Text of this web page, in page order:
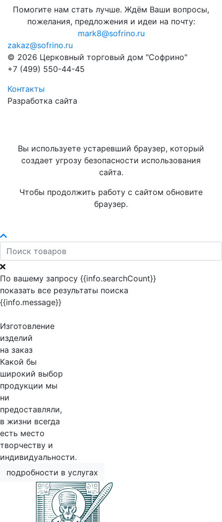
Помогите нам стать лучше. Ждём Ваши вопросы,
пожелания, предложения и идеи на почту:
mark8@sofrino.ru
zakaz@sofrino.ru
© 2026 Церковный торговый дом "Софрино"
+7 (499) 550-44-45
Контакты
Разработка сайта
Вы используете устаревший браузер, который
создает угрозу безопасности использования
сайта.
Чтобы продолжить работу с сайтом обновите
браузер.
По вашему запросу {{info.searchCount}}
показать все результаты поиска
{{info.message}}
Изготовление
изделий
на заказ
Какой бы
широкий выбор
продукции мы
ни
предоставляли,
в жизни всегда
есть место
творчеству и
индивидуальности.
подробности в услугах